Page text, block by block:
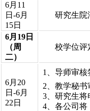
6月11
日-6月
15日
研究生院
6月19日
（周
二）
校学位评
6月20
日-6月
22日
1、导师审
2、教学秘
3、研究生
4、各公司将